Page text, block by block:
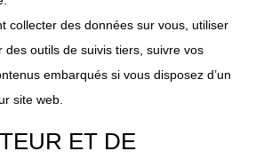
collecter des données sur vous, utiliser
des outils de suivis tiers, suivre vos
embarqués si vous disposez d’un
site web.
ET DE